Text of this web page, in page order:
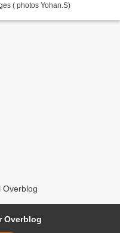
( photos Yohan.S)
Overblog
Overblog